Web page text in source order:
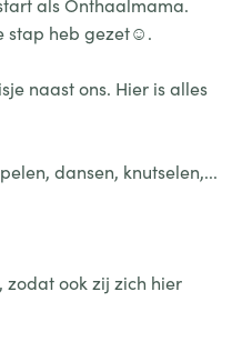
stap heb gezet☺️.
naast ons. Hier is alles
dansen, knutselen,...
ook zij zich hier